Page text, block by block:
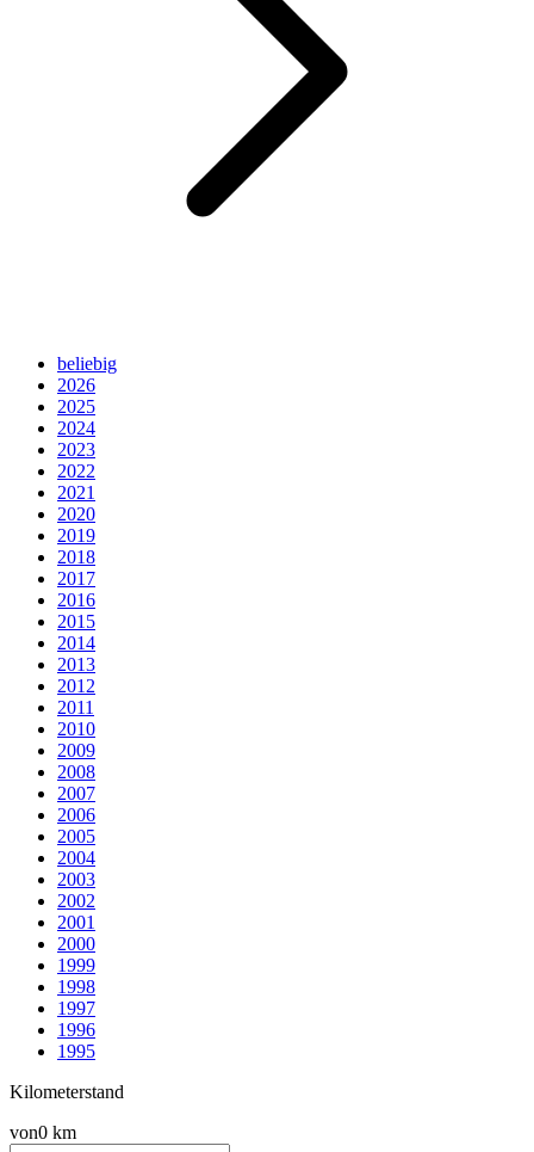
beliebig
2026
2025
2024
2023
2022
2021
2020
2019
2018
2017
2016
2015
2014
2013
2012
2011
2010
2009
2008
2007
2006
2005
2004
2003
2002
2001
2000
1999
1998
1997
1996
1995
Kilometerstand
von0 km